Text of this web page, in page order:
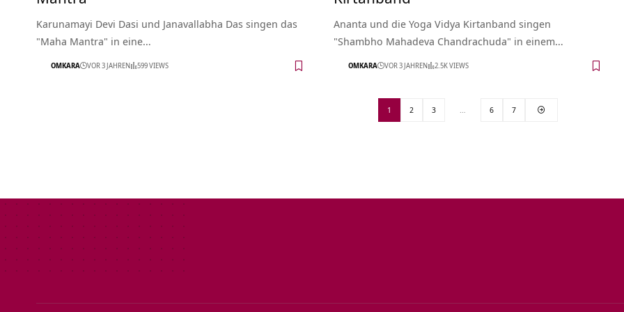
Karunamayi Devi Dasi und Janavallabha Das singen das
"Maha Mantra" in eine…
OMKARA VOR 3 JAHREN 599 VIEWS
Ananta und die Yoga Vidya Kirtanband singen
"Shambho Mahadeva Chandrachuda" in einem…
OMKARA VOR 3 JAHREN 2.5K VIEWS
1 2 3 6 7